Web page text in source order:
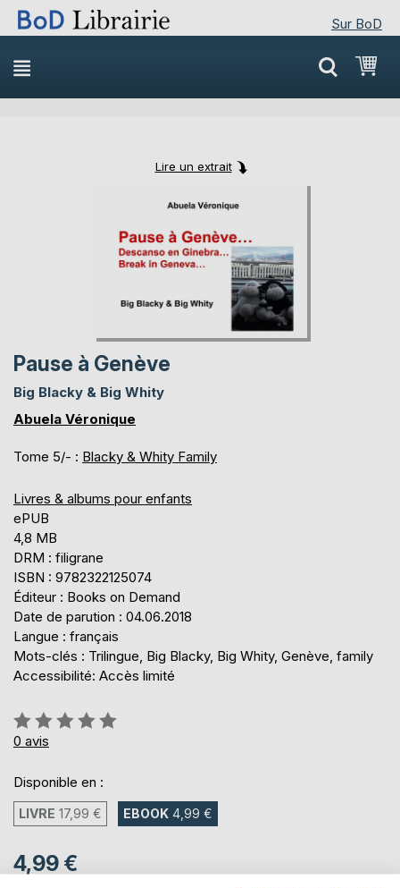
Sur BoD
Skip
to
Content
Lire un extrait
to
the
end
of
images
gallery
to
the
beginning
of
images
gallery
Pause à Genève
Big Blacky & Big Whity
Abuela Véronique
Tome 5/- : Blacky & Whity Family
Livres & albums pour enfants
ePUB
4,8 MB
DRM : filigrane
ISBN : 9782322125074
Éditeur : Books on Demand
Date de parution : 04.06.2018
Langue : français
Mots-clés : Trilingue, Big Blacky, Big Whity, Genève, family
Accessibilité: Accès limité
Évaluation:
0%
0 avis
Disponible en :
LIVRE 17,99 € EBOOK 4,99 €
4,99 €